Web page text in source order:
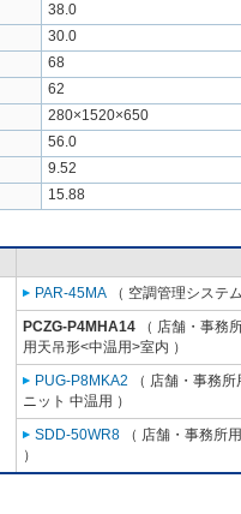
38.0
30.0
68
62
280×1520×650
56.0
9.52
15.88
PAR-45MA （ 空調管理システ
PCZG-P4MHA14 （ 店舗・事務
用天吊形<中温用>室内 ）
PUG-P8MKA2 （ 店舗・事務
ニット 中温用 ）
SDD-50WR8 （ 店舗・事務所
）